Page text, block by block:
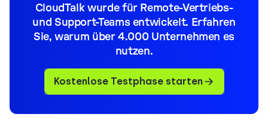
CloudTalk wurde für Remote-Vertriebs-
und Support-Teams entwickelt. Erfahren
Sie, warum über 4.000 Unternehmen es
nutzen.
Kostenlose Testphase starten